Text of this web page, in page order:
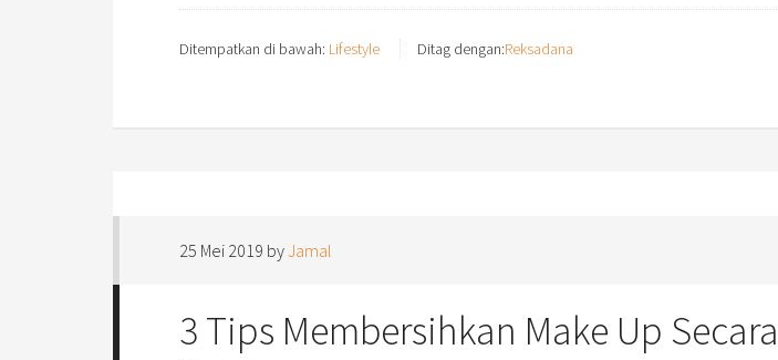
Ditempatkan di bawah: Lifestyle Ditag dengan:Reksadana
25 Mei 2019 byJamal
3 Tips Membersihkan Make Up Secara